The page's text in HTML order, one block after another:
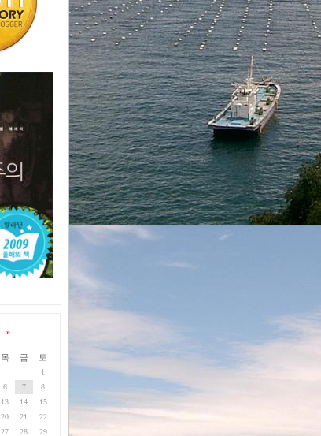
»
목 금 토
1
6 7
8
13 14
15
20 21
22
27 28 29